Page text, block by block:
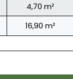
4,70 m²
16,90 m²